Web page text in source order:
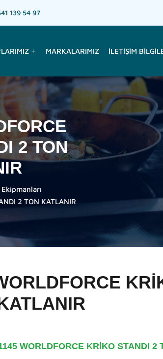
139 54 97
add MARKALARIMIZ İLETIŞIM
2 TON
2 TON KATLANIR
WORLDFORCE KRİKO STANDI 2